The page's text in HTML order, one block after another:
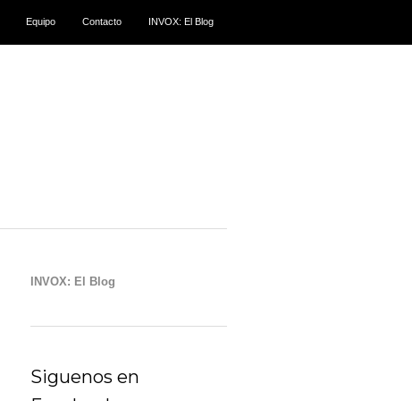
Equipo Contacto INVOX: El Blog
INVOX: El Blog
Siguenos en